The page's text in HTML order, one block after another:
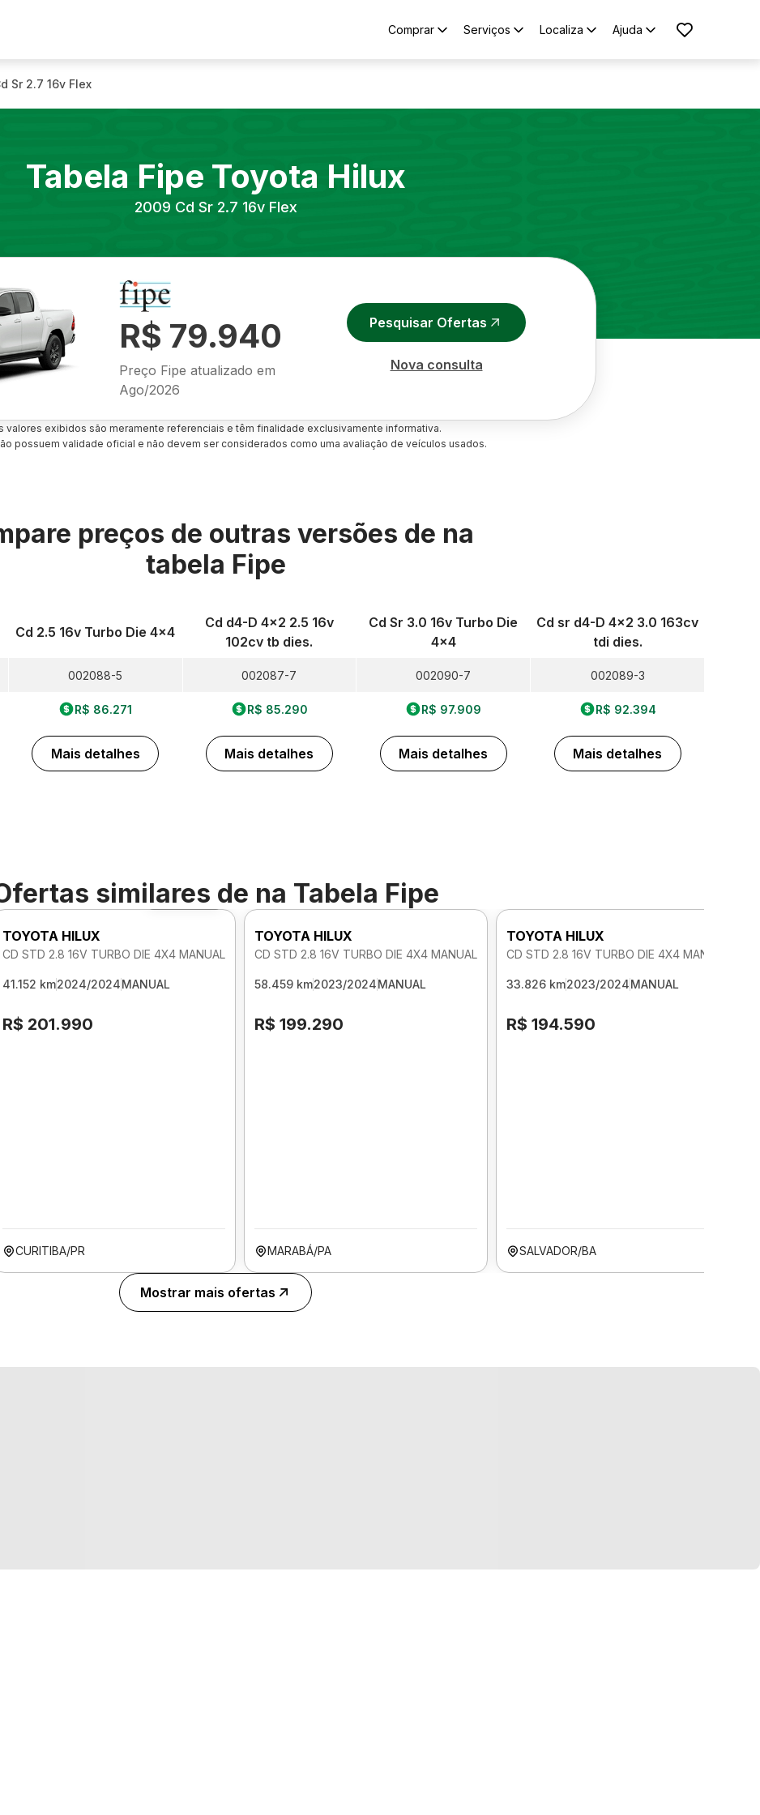
Comprar Serviços Localiza Ajuda
Sr 2.7 16v Flex
Tabela Fipe Toyota Hilux
2009 Cd Sr 2.7 16v Flex
R$ 79.940
Preço Fipe atualizado em
Ago/2026
Pesquisar Ofertas
Nova consulta
valores exibidos são meramente referenciais e têm finalidade exclusivamente informativa.
possuem validade oficial e não devem ser considerados como uma avaliação de veículos usados.
preços de outras versões de na
tabela Fipe
Cd 2.5 16v Turbo Die 4x4
002088-5
R$ 86.271
Mais detalhes
Cd d4-D 4x2 2.5 16v
102cv tb dies.
002087-7
R$ 85.290
Mais detalhes
Cd Sr 3.0 16v Turbo Die
4x4
002090-7
R$ 97.909
Mais detalhes
Cd sr d4-D 4x2 3.0 163cv
tdi dies.
002089-3
R$ 92.394
Mais detalhes
similares de na Tabela Fipe
Foto 360º
TOYOTA HILUX
CD STD 2.8 16V TURBO DIE 4X4 MANUAL
41.152 km2024/2024MANUAL
R$ 201.990
CURITIBA/PR
TOYOTA HILUX
CD STD 2.8 16V TURBO DIE 4X4 MANUAL
58.459 km2023/2024MANUAL
R$ 199.290
MARABÁ/PA
TOYOTA HILUX
CD STD 2.8 16V TURBO DIE 4X4 MANUAL
33.826 km2023/2024MANUAL
R$ 194.590
SALVADOR/BA
Mostrar mais ofertas